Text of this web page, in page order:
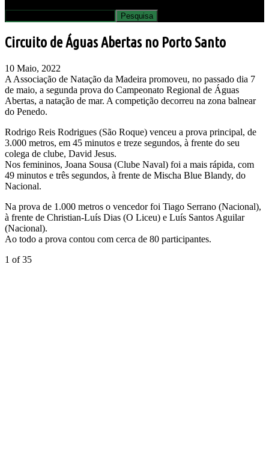
Circuito de Águas Abertas no Porto Santo
10 Maio, 2022
A Associação de Natação da Madeira promoveu, no passado dia 7
de maio, a segunda prova do Campeonato Regional de Águas
Abertas, a natação de mar. A competição decorreu na zona balnear
do Penedo.
Rodrigo Reis Rodrigues (São Roque) venceu a prova principal, de
3.000 metros, em 45 minutos e treze segundos, à frente do seu
colega de clube, David Jesus.
Nos femininos, Joana Sousa (Clube Naval) foi a mais rápida, com
49 minutos e três segundos, à frente de Mischa Blue Blandy, do
Nacional.
Na prova de 1.000 metros o vencedor foi Tiago Serrano (Nacional),
à frente de Christian-Luís Dias (O Liceu) e Luís Santos Aguilar
(Nacional).
Ao todo a prova contou com cerca de 80 participantes.
1 of 35